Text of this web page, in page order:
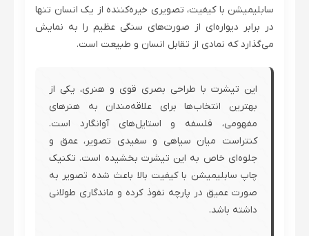
سابلیمیشن با کیفیت، تصویری خیره‌کننده از یک انسان تنها
در برابر دیواره‌ای از صورت‌های سنگی عظیم را به نمایش
می‌گذارد که نمادی از تقابل انسان و طبیعت است.
این تیشرت با طراحی بصری قوی و هنری، یکی از
بهترین انتخاب‌ها برای علاقه‌مندان به هنرهای
مفهومی، فلسفه و استایل‌های آوانگارد است.
کنتراست میان سیاهی و سفیدی تصویر، عمق و
جلوه‌ای خاص به این تیشرت بخشیده است. تکنیک
چاپ سابلیمیشن با کیفیت بالا باعث شده تصویر به
صورت عمیق در پارچه نفوذ کرده و ماندگاری طولانی
داشته باشد.